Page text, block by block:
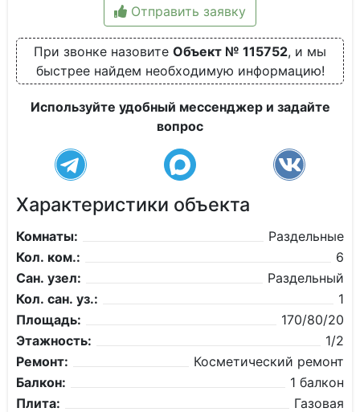
Отправить заявку
При звонке назовите Объект № 115752, и мы
быстрее найдем необходимую информацию!
Используйте удобный мессенджер и задайте
вопрос
Характеристики объекта
Комнаты:
Раздельные
Кол. ком.:
6
Сан. узел:
Раздельный
Кол. сан. уз.:
1
Площадь:
170/80/20
Этажность:
1/2
Ремонт:
Косметический ремонт
Балкон:
1 балкон
Плита:
Газовая